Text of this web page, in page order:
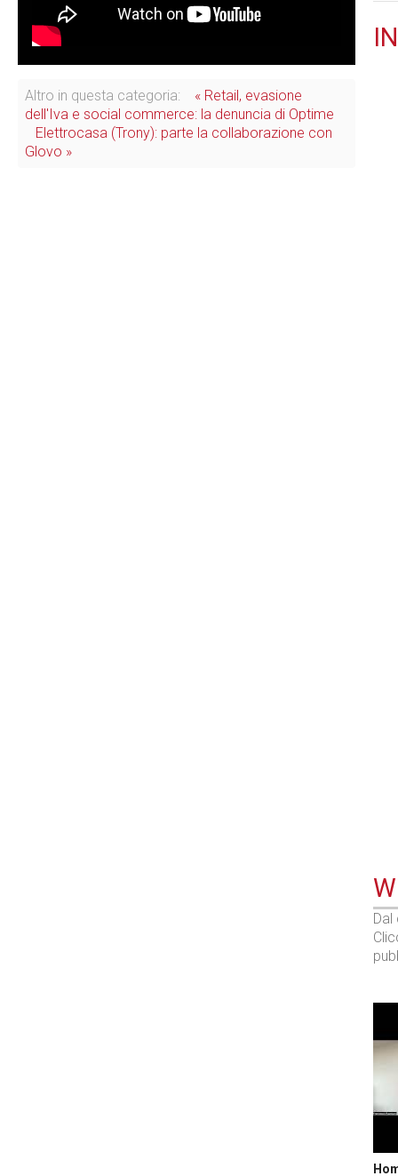
Altro in questa categoria:
« Retail, evasione
dell'Iva e social commerce: la denuncia di Optime
Elettrocasa (Trony): parte la collaborazione con
Glovo »
IN